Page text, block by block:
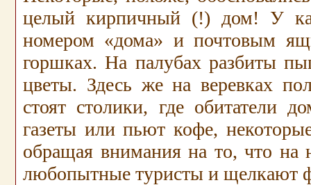
целый кирпичный (!) дом! У
номером «дома» и почтовым
горшках. На палубах разбиты
цветы. Здесь же на веревках
стоят столики, где обитатели
газеты или пьют кофе,
обращая внимания на то, что
любопытные туристы и щелкают